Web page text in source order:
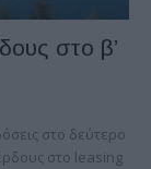
στο β’
στο δεύτερο
στο leasing